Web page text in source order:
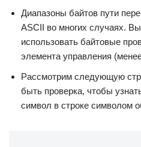
Диапазоны байтов пути
ASCII во многих случаях.
использовать байтовые
элемента управления
Рассмотрим следующую
быть проверка, чтобы
символ в строке символом